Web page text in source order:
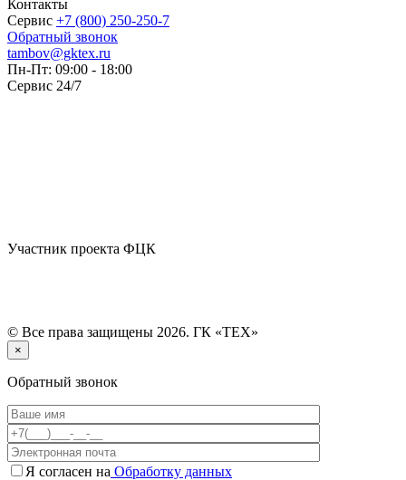
Контакты
Сервис +7 (800) 250-250-7
Обратный звонок
tambov@gktex.ru
Пн-Пт: 09:00 - 18:00
Сервис 24/7
Участник проекта ФЦК
© Все права защищены 2026. ГК «ТЕХ»
×
Обратный звонок
Я согласен на Обработку данных